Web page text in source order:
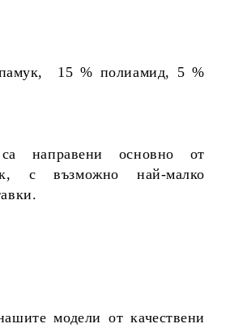
15 % полиамид, 5 %
направени основно от
с възможно най-малко
модели от качествени